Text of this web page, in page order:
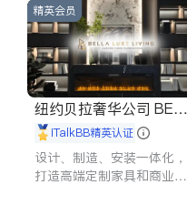
精英会员
纽约贝拉奢华公司 BELL
A LUXE
iTalkBB精英认证
设计、制造、安装一体化，
打造高端定制家具和商业空